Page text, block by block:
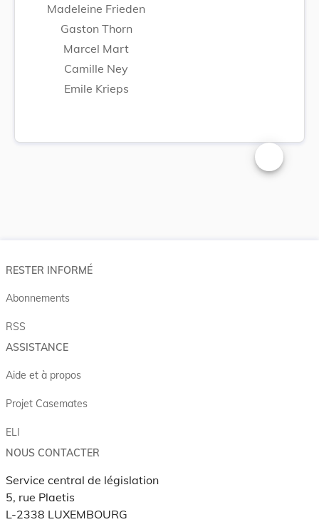
Madeleine Frieden
Gaston Thorn
Marcel Mart
Camille Ney
Emile Krieps
Changer la
RESTER INFORMÉ
Abonnements
RSS
ASSISTANCE
Aide et à propos
Projet Casemates
ELI
NOUS CONTACTER
Service central de législation
5, rue Plaetis
L-2338 LUXEMBOURG